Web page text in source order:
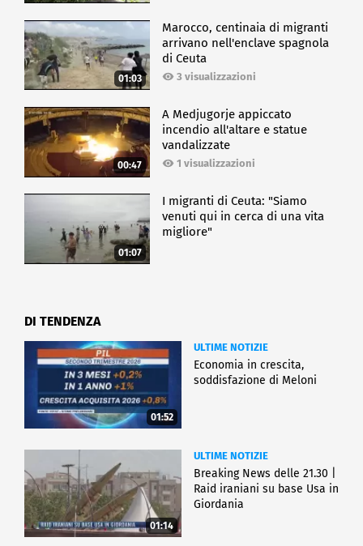
01:03
Marocco, centinaia di migranti
arrivano nell'enclave spagnola
di Ceuta
3 visualizzazioni
00:47
A Medjugorje appiccato
incendio all'altare e statue
vandalizzate
1 visualizzazioni
01:07
I migranti di Ceuta: "Siamo
venuti qui in cerca di una vita
migliore"
DI TENDENZA
01:52
ULTIME NOTIZIE
Economia in crescita,
soddisfazione di Meloni
01:14
ULTIME NOTIZIE
Breaking News delle 21.30 |
Raid iraniani su base Usa in
Giordania